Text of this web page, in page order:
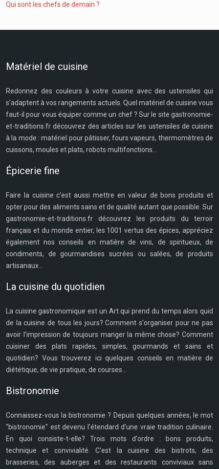
Qui sont les chefs de demain ?
Matériel de cuisine
Redonnez des couleurs à votre cuisine avec des ustensiles qui
s'adaptent à vos rangements actuels. Quel matériel de cuisine vous
faut-il pour vous équiper comme un chef ? Sur le site gastronomie-
et-traditions.fr découvrez des articles sur les ustensiles de cuisine
à la mode : matériel pour pâtisser, fours vapeurs, thermomètres de
cuissons, moules et plats, robots multifonctions...
Épicerie fine
Faire la cuisine c'est aussi mettre en valeur de bons produits et
opter pour des aliments sains et de qualité autant que possible. Sur
gastronomie-et-traditions.fr découvrez les produits du terroir
français et du monde entier, les 1001 vertus des épices, appréciez
également nos conseils en matière de vins, de spiritueux, de
condiments, de gourmandises sucrées ou salées, de produits
artisanaux...
La cuisine du quotidien
La cuisine gastronomique est un Art qui prend du temps alors quid
de la cuisine de tous les jours? Comment s'organiser pour ne pas
avoir l'impression de toujours manger la même chose? Comment
cuisiner des plats rapides, simples, gourmands et sains et
quotidien? Vous trouverez ici quelques conseils en matière de
diététique, de vie pratique, de courses...
Bistronomie
Connaissez-vous la bistronomie ? Depuis quelques années, le mot
"bistronomie" est devenu l'étendard d'une vraie tradition culinaire.
En quoi consiste-t-elle? Trois mots d'ordre : bons produits,
technique et convivialité. C'est la cuisine des bistrots, des
brasseries, des auberges et des restaurants conviviaux sans